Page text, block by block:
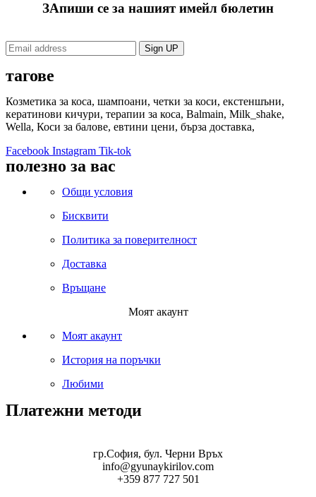
ЗАпиши се за нашият имейл бюлетин
тагове
Козметика за коса, шампоани, четки за коси, екстеншъни,
кератинови кичури, терапии за коса, Balmain, Milk_shake,
Wella, Коси за балове, евтини цени, бърза доставка,
Facebook Instagram Tik-tok
полезно за вас
Общи условия
Бисквити
Политика за поверителност
Доставка
Връщане
Моят акаунт
Моят акаунт
История на поръчки
Любими
Платежни методи
гр.София, бул. Черни Връх
info@gyunaykirilov.com
+359 877 727 501